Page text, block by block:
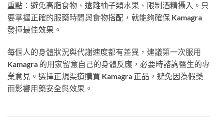
重點：避免高脂食物、遠離柚子類水果、限制酒精攝入。只
要掌握正確的服藥時間與食物搭配，就能夠確保 Kamagra
發揮最佳效果。
每個人的身體狀況與代謝速度都有差異，建議第一次服用
Kamagra 的用家留意自己的身體反應，必要時諮詢醫生的專
業意見。選擇正規渠道購買 Kamagra 正品，避免因為假藥
而影響用藥安全與效果。